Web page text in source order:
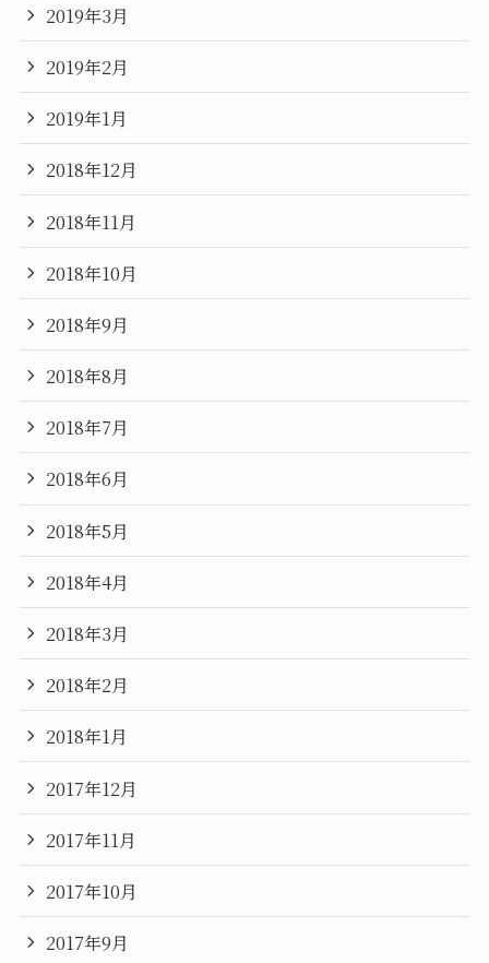
2019年3月
2019年2月
2019年1月
2018年12月
2018年11月
2018年10月
2018年9月
2018年8月
2018年7月
2018年6月
2018年5月
2018年4月
2018年3月
2018年2月
2018年1月
2017年12月
2017年11月
2017年10月
2017年9月